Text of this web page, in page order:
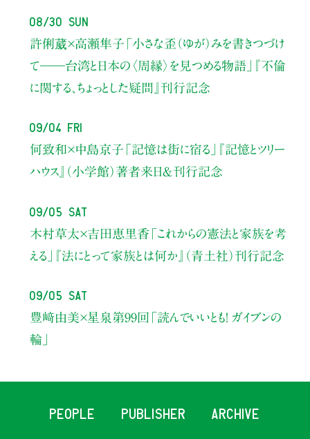
08/30 Sun
許俐葳×高瀬隼子 「小さな歪（ゆが）みを書きつづけ
て――台湾と日本の〈周縁〉を見つめる物語」
『不倫
に関する、ちょっとした疑問』刊行記念
09/04 Fri
何致和×中島京子 「記憶は街に宿る」
『記憶とツリー
ハウス』（小学館）著者来日＆刊行記念
09/05 Sat
木村草太×吉田恵里香 「これからの憲法と家族を考
える」
『法にとって家族とは何か』（青土社）刊行記念
09/05 Sat
豊﨑由美×星泉 第99回「読んでいいとも！ ガイブンの
輪」
PEOPLE PUBLISHER ARCHIVE